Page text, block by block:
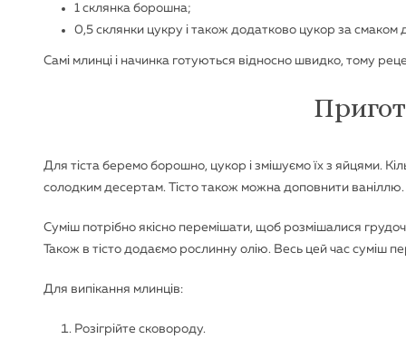
1 склянка борошна;
0,5 склянки цукру і також додатково цукор за смаком
Самі млинці і начинка готуються відносно швидко, тому
Для тіста беремо борошно, цукор і змішуємо їх з яйцями.
солодким десертам. Тісто також можна доповнити ваніллю.
Суміш потрібно якісно перемішати, щоб розмішалися
Також в тісто додаємо рослинну олію. Весь цей час суміш
Для випікання млинців:
Розігрійте сковороду.